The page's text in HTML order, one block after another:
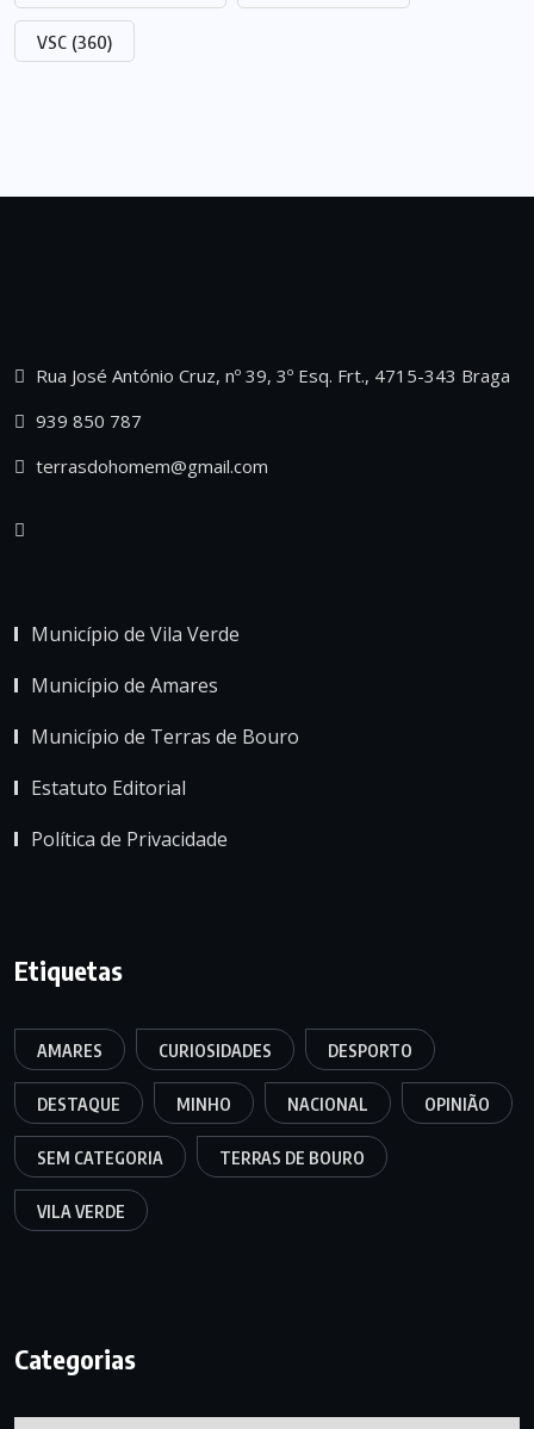
VSC (360)
Rua José António Cruz, nº 39, 3º Esq. Frt., 4715-343 Braga
939 850 787
terrasdohomem@gmail.com
Município de Vila Verde
Município de Amares
Município de Terras de Bouro
Estatuto Editorial
Política de Privacidade
Etiquetas
AMARES CURIOSIDADES DESPORTO
DESTAQUE MINHO NACIONAL OPINIÃO
SEM CATEGORIA TERRAS DE BOURO
VILA VERDE
Categorias